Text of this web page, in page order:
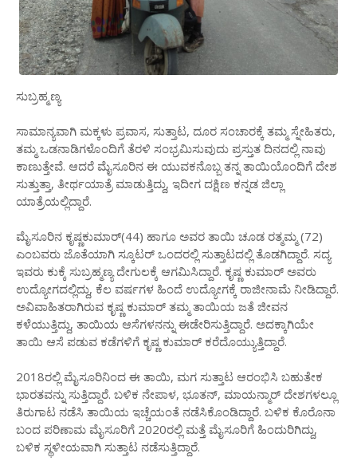
ಸುಬ್ರಹ್ಮಣ್ಯ
ಸಾಮಾನ್ಯವಾಗಿ ಮಕ್ಕಳು ಪ್ರವಾಸ, ಸುತ್ತಾಟ, ದೂರ ಸಂಚಾರಕ್ಕೆ ತಮ್ಮ ಸ್ನೇಹಿತರು,
ತಮ್ಮ ಒಡನಾಡಿಗಳೊಂದಿಗೆ ತೆರಳಿ ಸಂಭ್ರಮಿಸುವುದು ಪ್ರಸ್ತುತ ದಿನದಲ್ಲಿ ನಾವು
ಕಾಣುತ್ತೇವೆ. ಆದರೆ ಮೈಸೂರಿನ ಈ ಯುವಕನೊಬ್ಬ ತನ್ನ ತಾಯಿಯೊಂದಿಗೆ ದೇಶ
ಸುತ್ತುತ್ತಾ, ತೀರ್ಥಯಾತ್ರೆ ಮಾಡುತ್ತಿದ್ದು, ಇದೀಗ ದಕ್ಷಿಣ ಕನ್ನಡ ಜಿಲ್ಲಾ
ಯಾತ್ರೆಯಲ್ಲಿದ್ದಾರೆ.
ಮೈಸೂರಿನ ಕೃಷ್ಣಕುಮಾರ್(44) ಹಾಗೂ ಅವರ ತಾಯಿ ಚೂಡ ರತ್ಮಮ್ಮ (72)
ಎಂಬವರು ಜೊತೆಯಾಗಿ ಸ್ಕೂಟರ್ ಒಂದರಲ್ಲಿ ಸುತ್ತಾಟದಲ್ಲಿ ತೊಡಗಿದ್ದಾರೆ. ಸದ್ಯ
ಇವರು ಕುಕ್ಕೆ ಸುಬ್ರಹ್ಮಣ್ಯ ದೇಗುಲಕ್ಕೆ ಆಗಮಿಸಿದ್ದಾರೆ. ಕೃಷ್ಣ ಕುಮಾರ್ ಅವರು
ಉದ್ಯೋಗದಲ್ಲಿದ್ದು, ಕೆಲ ವರ್ಷಗಳ ಹಿಂದೆ ಉದ್ಯೋಗಕ್ಕೆ ರಾಜೀನಾಮೆ ನೀಡಿದ್ದಾರೆ.
ಅವಿವಾಹಿತರಾಗಿರುವ ಕೃಷ್ಣ ಕುಮಾರ್ ತಮ್ಮ ತಾಯಿಯ ಜತೆ ಜೀವನ
ಕಳೆಯುತ್ತಿದ್ದು, ತಾಯಿಯ ಆಸೆಗಳನನ್ನು ಈಡೇರಿಸುತ್ತಿದ್ದಾರೆ. ಅದಕ್ಕಾಗಿಯೇ
ತಾಯಿ ಆಸೆ ಪಡುವ ಕಡೆಗಳಿಗೆ ಕೃಷ್ಣ ಕುಮಾರ್ ಕರೆದೊಯ್ಯುತ್ತಿದ್ದಾರೆ.
2018ರಲ್ಲಿ ಮೈಸೂರಿನಿಂದ ಈ ತಾಯಿ, ಮಗ ಸುತ್ತಾಟ ಆರಂಭಿಸಿ ಬಹುತೇಕ
ಭಾರತವನ್ನು ಸುತ್ತಿದ್ದಾರೆ. ಬಳಿಕ ನೇಪಾಳ, ಭೂತನ್, ಮಾಯನ್ಮಾರ್ ದೇಶಗಳಲ್ಲೂ
ತಿರುಗಾಟ ನಡೆಸಿ ತಾಯಿಯ ಇಚ್ಚೆಯಂತೆ ನಡೆಸಿಕೊಂಡಿದ್ದಾರೆ. ಬಳಿಕ ಕೊರೊನಾ
ಬಂದ ಪರಿಣಾಮ ಮೈಸೂರಿಗೆ 2020ರಲ್ಲಿ ಮತ್ತೆ ಮೈಸೂರಿಗೆ ಹಿಂದುರಿಗಿದ್ದು,
ಬಳಿಕ ಸ್ಥಳೀಯವಾಗಿ ಸುತ್ತಾಟ ನಡೆಸುತ್ತಿದ್ದಾರೆ.